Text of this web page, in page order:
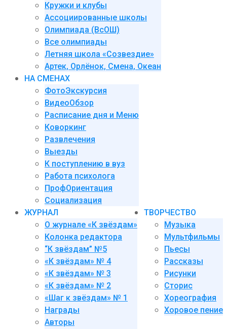
Кружки и клубы
Ассоциированные школы
Олимпиада (ВсОШ)
Все олимпиады
Летняя школа «Созвездие»
Артек, Орлёнок, Смена, Океан
НА СМЕНАХ
ФотоЭкскурсия
ВидеоОбзор
Расписание дня и Меню
Коворкинг
Развлечения
Выезды
К поступлению в вуз
Работа психолога
ПрофОриентация
Социализация
ЖУРНАЛ
О журнале «К звёздам»
Колонка редактора
“К звёздам” №5
«К звёздам» № 4
«К звёздам» № 3
«К звёздам» № 2
«Шаг к звёздам» № 1
Награды
Авторы
ТВОРЧЕСТВО
Музыка
Мультфильмы
Пьесы
Рассказы
Рисунки
Сторис
Хореография
Хоровое пение